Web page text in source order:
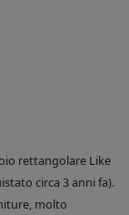
rettangolare Like
circa 3 anni fa).
molto